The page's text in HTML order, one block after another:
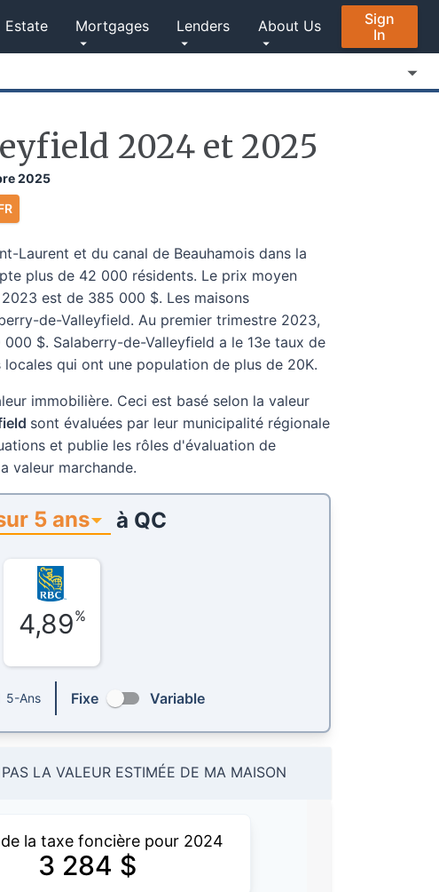
Sign
In
About Us
Lenders
Mortgages
Estate
2024 et 2025
2025
Laurent et du canal de Beauhamois dans la
plus de 42 000 résidents. Le prix moyen
est de 385 000 $. Les maisons
de-Valleyfield. Au premier trimestre 2023,
$. Salaberry-de-Valleyfield a le 13e taux de
qui ont une population de plus de 20K.
immobilière. Ceci est basé selon la valeur
sont évaluées par leur municipalité régionale
et publie les rôles d'évaluation de
valeur marchande.
5 ans à QC
4,89%
5-Ans Fixe Variable
LA VALEUR ESTIMÉE DE MA MAISON
la taxe foncière pour 2024
3 284 $